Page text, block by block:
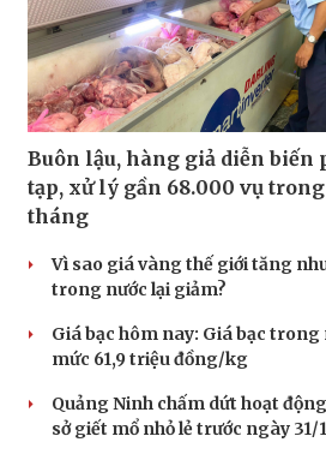
Buôn lậu, hàng giả diễn biến
tạp, xử lý gần 68.000 vụ
tháng
Vì sao giá vàng thế giới tăng
trong nước lại giảm?
Giá bạc hôm nay: Giá bạc trong
mức 61,9 triệu đồng/kg
Quảng Ninh chấm dứt hoạt
sở giết mổ nhỏ lẻ trước ngày 31/